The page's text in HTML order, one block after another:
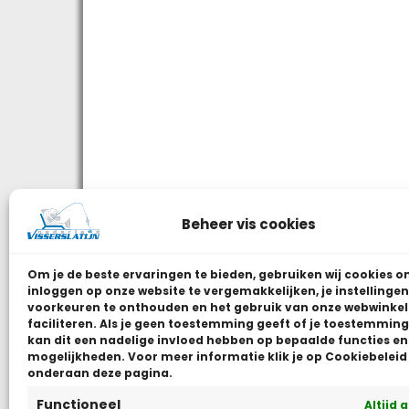
Beheer vis cookies
Om je de beste ervaringen te bieden, gebruiken wij cookies
inloggen op onze website te vergemakkelijken, je
voorkeuren te onthouden en het gebruik van onze
faciliteren. Als je geen toestemming geeft of je
kan dit een nadelige invloed hebben op bepaalde functies en
mogelijkheden. Voor meer informatie klik je op Cookiebeleid
onderaan deze pagina.
Functioneel Altijd